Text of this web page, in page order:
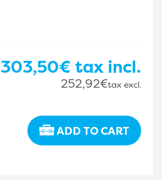
303,50€ tax incl.
252,92€tax excl.
ADD TO CART